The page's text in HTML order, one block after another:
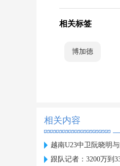
相关标签
博加德
相关内容
越南U23中卫阮晓明
跟队记者：3200万到